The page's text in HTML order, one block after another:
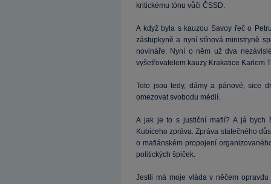
kritickému tónu vůči ČSSD.
A když byla s kauzou Savoy řeč o
zástupkyně a nyní stínová ministryně
novináře. Nyní o něm už dva
vyšetřovatelem kauzy Krakatice Karlem
Toto jsou tedy, dámy a pánové, sice
omezovat svobodu médií.
A jak je to s justiční mafií? A já bych
Kubiceho zpráva. Zpráva statečného
o mafiánském propojení
politických špiček.
Jestli má moje vláda v něčem